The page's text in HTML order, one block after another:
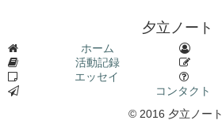
夕立ノート
ホーム
活動記録
エッセイ
コンタクト
© 2016 夕立ノート.